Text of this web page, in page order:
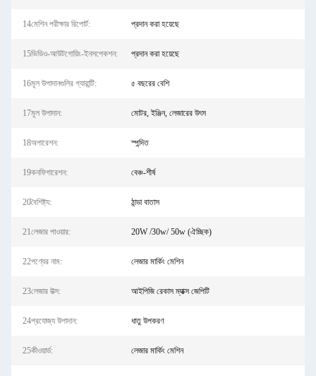
14মেশিন পরীক্ষার রিপোর্ট: প্রদান করা হয়েছে
15ভিডিও-আউটগোয়িং-ইনসপেকশন: প্রদান করা হয়েছে
16মূল উপাদানগুলির গ্যারান্টি: ৫ বছরের বেশি
17মূল উপাদান: মোটর, ইঞ্জিন, লেজারের উৎস
18অপারেশন: স্পন্দিত
19কনফিগারেশন: বেঞ্চ-শীর্ষ
20বৈশিষ্ট্য: ঠান্ডা বাতাস
21লেজার পাওয়ার: 20W /30w/ 50w (ঐচ্ছিক)
22পণ্যের নাম: লেজার মার্কিং মেশিন
23লেজার উত্স: আইপিজি রেকাস ম্যাক্স জেপিটি
24প্রযোজ্য উপাদান: ধাতু উপকরণ
25কীওয়ার্ড: লেজার মার্কিং মেশিন